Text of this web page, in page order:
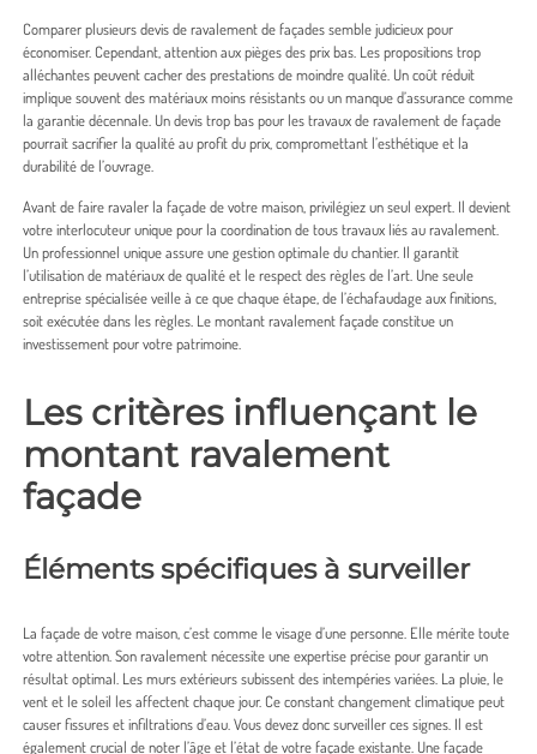
Comparer plusieurs devis de ravalement de façades semble judicieux pour
économiser. Cependant, attention aux pièges des prix bas. Les propositions trop
alléchantes peuvent cacher des prestations de moindre qualité. Un coût réduit
implique souvent des matériaux moins résistants ou un manque d’assurance comme
la garantie décennale. Un devis trop bas pour les travaux de ravalement de façade
pourrait sacrifier la qualité au profit du prix, compromettant l’esthétique et la
durabilité de l’ouvrage.
Avant de faire ravaler la façade de votre maison, privilégiez un seul expert. Il devient
votre interlocuteur unique pour la coordination de tous travaux liés au ravalement.
Un professionnel unique assure une gestion optimale du chantier. Il garantit
l’utilisation de matériaux de qualité et le respect des règles de l’art. Une seule
entreprise spécialisée veille à ce que chaque étape, de l’échafaudage aux finitions,
soit exécutée dans les règles. Le montant ravalement façade constitue un
investissement pour votre patrimoine.
Les critères influençant le
montant ravalement
façade
Éléments spécifiques à surveiller
La façade de votre maison, c’est comme le visage d’une personne. Elle mérite toute
votre attention. Son ravalement nécessite une expertise précise pour garantir un
résultat optimal. Les murs extérieurs subissent des intempéries variées. La pluie, le
vent et le soleil les affectent chaque jour. Ce constant changement climatique peut
causer fissures et infiltrations d’eau. Vous devez donc surveiller ces signes. Il est
également crucial de noter l’âge et l’état de votre façade existante. Une façade